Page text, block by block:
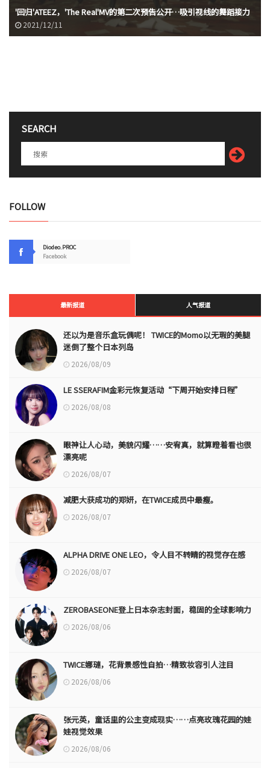
'回归'ATEEZ，'The Real'MV的第二次预告公开…吸引视线的舞蹈接力
2021/12/11
SEARCH
FOLLOW
Diodeo.PROC
Facebook
最新报道 人气报道
还以为是音乐盒玩偶呢！ TWICE的Momo以无瑕的美腿
迷倒了整个日本列岛
2026/08/09
LE SSERAFIM金彩元恢复活动“下周开始安排日程”
2026/08/08
眼神让人心动，美貌闪耀……安宥真，就算瞪着看也很
漂亮呢
2026/08/07
减肥大获成功的郑妍，在TWICE成员中最瘦。
2026/08/07
ALPHA DRIVE ONE LEO，令人目不转睛的视觉存在感
2026/08/07
ZEROBASEONE登上日本杂志封面，稳固的全球影响力
2026/08/06
TWICE娜璉，花背景感性自拍…精致妆容引人注目
2026/08/06
张元英，童话里的公主变成现实……点亮玫瑰花园的娃
娃视觉效果
2026/08/06